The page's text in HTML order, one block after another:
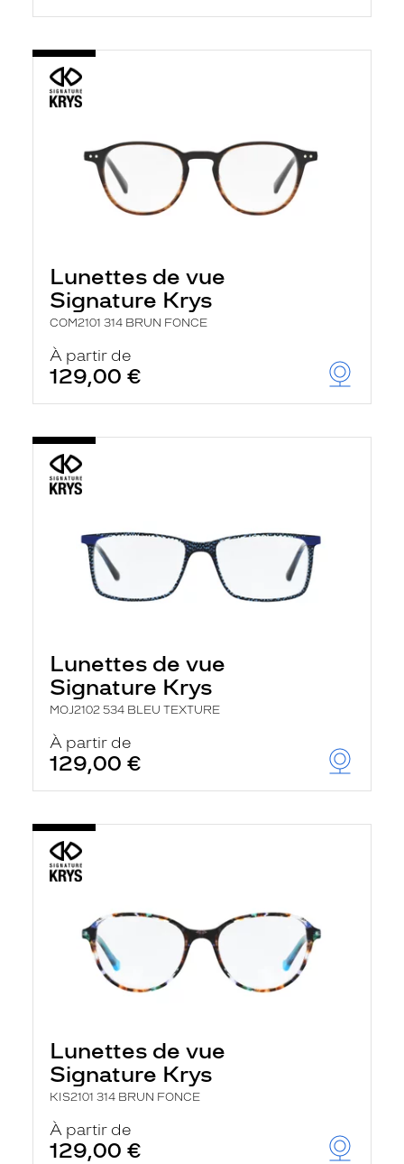
Lunettes de vue
Signature Krys
COM2101 314 BRUN FONCE
À partir de
129,00 €
Lunettes de vue
Signature Krys
MOJ2102 534 BLEU TEXTURE
À partir de
129,00 €
Lunettes de vue
Signature Krys
KIS2101 314 BRUN FONCE
À partir de
129,00 €